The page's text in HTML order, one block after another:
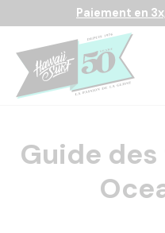
Aller au contenu
Paiement en
Guide